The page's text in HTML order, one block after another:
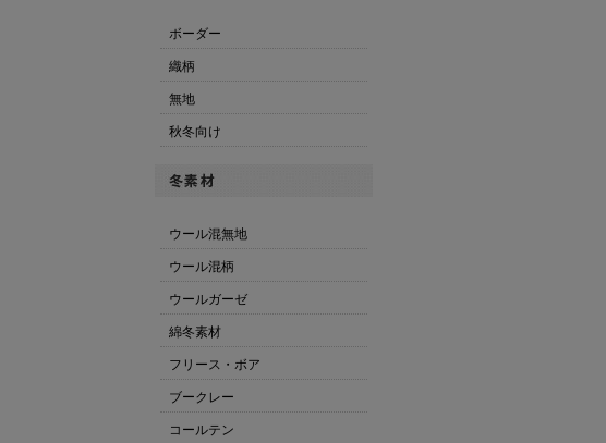
ボーダー
織柄
無地
秋冬向け
ウール混無地
ウール混柄
ウールガーゼ
綿冬素材
フリース・ボア
ブークレー
コールテン